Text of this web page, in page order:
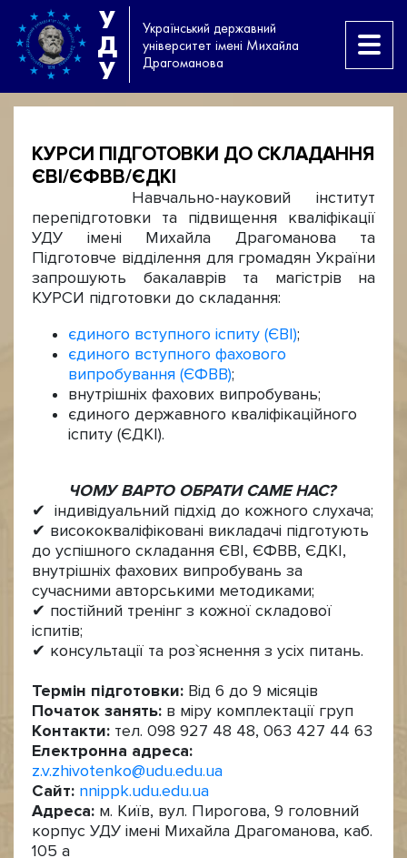
У
Д
У
Український державний
університет імені Михайла
Драгоманова
КУРСИ ПІДГОТОВКИ ДО СКЛАДАННЯ
ЄВІ/ЄФВВ/ЄДКІ
Навчально-науковий інститут
перепідготовки та підвищення кваліфікації
УДУ імені Михайла Драгоманова та
Підготовче відділення для громадян України
запрошують бакалаврів та магістрів на
КУРСИ підготовки до складання:
єдиного вступного іспиту (ЄВІ);
єдиного вступного фахового
випробування (ЄФВВ);
внутрішніх фахових випробувань;
єдиного державного кваліфікаційного
іспиту (ЄДКІ).
ЧОМУ ВАРТО ОБРАТИ САМЕ НАС?
✔ індивідуальний підхід до кожного слухача;
✔ висококваліфіковані викладачі підготують
до успішного складання ЄВІ, ЄФВВ, ЄДКІ,
внутрішніх фахових випробувань за
сучасними авторськими методиками;
✔ постійний тренінг з кожної складової
іспитів;
✔ консультації та роз`яснення з усіх питань.
Термін підготовки: Від 6 до 9 місяців
Початок занять: в міру комплектації груп
Контакти: тел. 098 927 48 48, 063 427 44 63
Електронна адреса:
z.v.zhivotenko@udu.edu.ua
Сайт: nnippk.udu.edu.ua
Адреса: м. Київ, вул. Пирогова, 9 головний
корпус УДУ імені Михайла Драгоманова, каб.
105 а